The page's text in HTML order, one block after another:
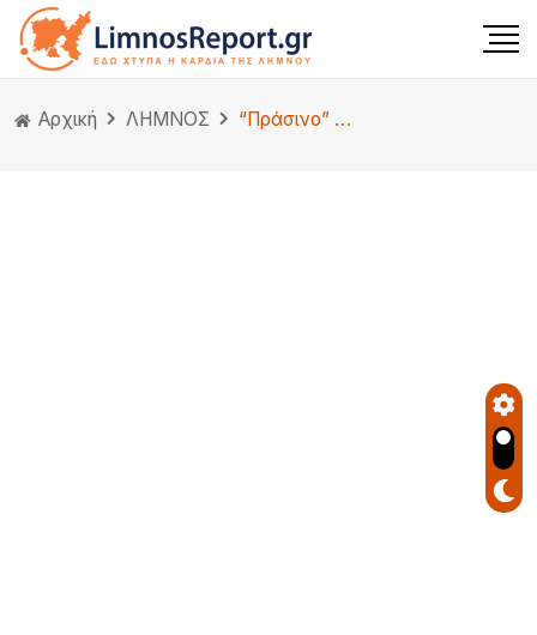
Αρχική ΛΗΜΝΟΣ “Πράσινο” μήνυμα ευαισθητοποίησης από το Δημαρχείο Μύρινας για την Κοιλιοκάκη